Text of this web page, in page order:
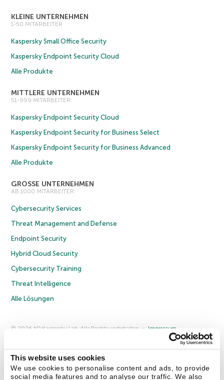
This website uses cookies
We use cookies to personalise content and ads, to provide
social media features and to analyse our traffic. We also
KLEINE UNTERNEHMEN
1-50 MITARBEITER
Kaspersky Small Office Security
Kaspersky Endpoint Security Cloud
Alle Produkte
MITTLERE UNTERNEHMEN
51-999 MITARBEITER
Kaspersky Endpoint Security Cloud
Kaspersky Endpoint Security for Business Select
Kaspersky Endpoint Security for Business Advanced
Alle Produkte
GROSSE UNTERNEHMEN
AB 1000 MITARBEITER
Cybersecurity Services
Threat Management and Defense
Endpoint Security
Hybrid Cloud Security
Cybersecurity Training
Threat Intelligence
Alle Lösungen
© 2026 AO Kaspersky Lab. Alle Rechte vorbehalten.
Impressum
Lizenzvereinbarung B2B
Anmeldung zum Newsletter für B2B-Vertriebspartner
Kontakt Über uns Partner Blog Weitere Informationen